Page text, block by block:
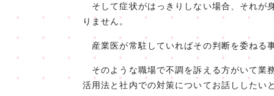
そして症状がはっきりしない場合、それが
りません。
産業医が常駐していればその判断を委ねる
そのような職場で不調を訴える方がいて業
活用法と社内での対策についてお話ししたい